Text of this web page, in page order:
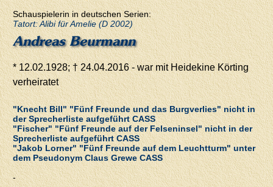
Schauspielerin in deutschen Serien:
Tatort: Alibi für Amelie (D 2002)
Andreas Beurmann
* 12.02.1928; † 24.04.2016 - war mit Heidekine Körting
verheiratet
"Knecht Bill" "Fünf Freunde und das Burgverlies" nicht in
der Sprecherliste aufgeführt CASS
"Fischer" "Fünf Freunde auf der Felseninsel" nicht in der
Sprecherliste aufgeführt CASS
"Jakob Lorner" "Fünf Freunde auf dem Leuchtturm" unter
dem Pseudonym Claus Grewe CASS
-